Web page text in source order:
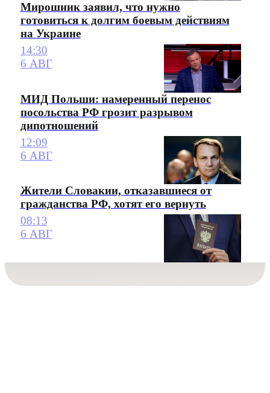
Мирошник заявил, что нужно
готовиться к долгим боевым действиям
на Украине
14:30
6 АВГ
МИД Польши: намеренный перенос
посольства РФ грозит разрывом
дипотношений
12:09
6 АВГ
Жители Словакии, отказавшиеся от
гражданства РФ, хотят его вернуть
08:13
6 АВГ